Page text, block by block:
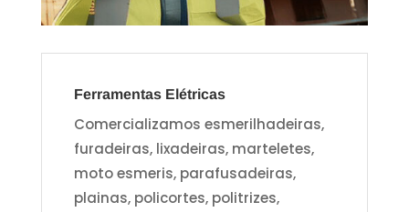
Ferramentas Elétricas
Comercializamos esmerilhadeiras,
furadeiras, lixadeiras, marteletes,
moto esmeris, parafusadeiras,
plainas, policortes, politrizes,